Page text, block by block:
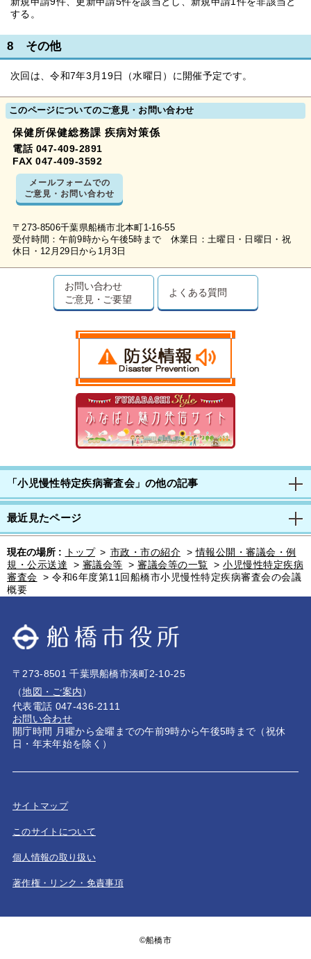
する。
8 その他
次回は、令和7年3月19日（水曜日）に開催予定です。
このページについてのご意見・お問い合わせ
保健所保健総務課 疾病対策係
電話 047-409-2891
FAX 047-409-3592
メールフォームでの
ご意見・お問い合わせ
〒273-8506千葉県船橋市北本町1-16-55
受付時間：午前9時から午後5時まで 休業日：土曜日・日曜日・祝
休日・12月29日から1月3日
お問い合わせ
ご意見・ご要望
よくある質問
「小児慢性特定疾病審査会」の他の記事
最近見たページ
現在の場所 : トップ > 市政・市の紹介 >情報公開・審議会・例
規・公示送達
> 審議会等 > 審議会等の一覧 > 小児慢性特定疾病
審査会 > 令和6年度第11回船橋市小児慢性特定疾病審査会の会議
概要
〒273-8501 千葉県船橋市湊町2-10-25
（地図・ご案内）
代表電話 047-436-2111
お問い合わせ
開庁時間 月曜から金曜までの午前9時から午後5時まで（祝休
日・年末年始を除く）
サイトマップ
このサイトについて
個人情報の取り扱い
著作権・リンク・免責事項
©船橋市